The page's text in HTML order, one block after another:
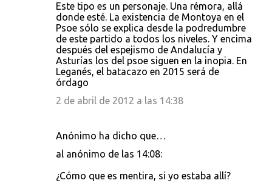
Este tipo es un personaje. Una rémora, allá
donde esté. La existencia de Montoya en el
Psoe sólo se explica desde la podredumbre
de este partido a todos los niveles. Y encima
después del espejismo de Andalucía y
Asturías los del psoe siguen en la inopia. En
Leganés, el batacazo en 2015 será de
órdago
2 de abril de 2012 a las 14:38
Anónimo ha dicho que…
al anónimo de las 14:08:
¿Cómo que es mentira, si yo estaba allí?